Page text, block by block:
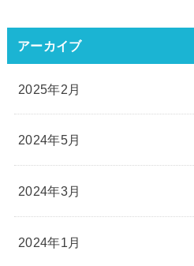
アーカイブ
2025年2月
2024年5月
2024年3月
2024年1月